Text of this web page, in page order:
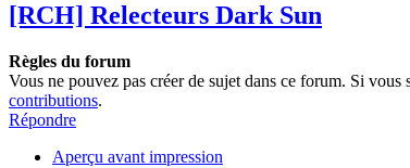
[RCH] Relecteurs Dark Sun
Règles du forum
Vous ne pouvez pas créer de sujet dans ce forum. Si
contributions.
Répondre
Aperçu avant impression